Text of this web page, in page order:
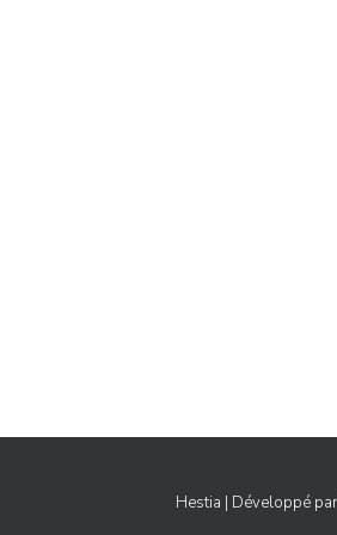
Hestia | Développé